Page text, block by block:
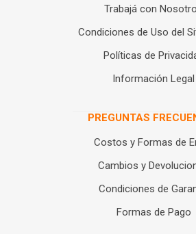
Trabajá con
Condiciones de Uso del
Políticas de
Información Legal
PREGUNTAS
Costos y Formas de
Cambios y
Condiciones de
Formas de Pago